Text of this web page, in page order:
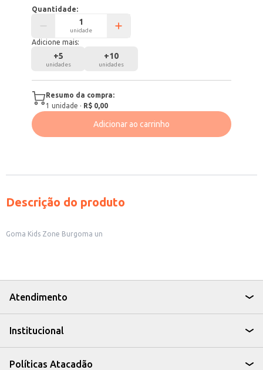
Quantidade:
unidade
Adicione mais:
+5
unidades
+10
unidades
Resumo da compra:
1 unidade · R$ 0,00
Adicionar ao carrinho
Descrição do produto
Goma Kids Zone Burgoma un
Atendimento
Institucional
Políticas Atacadão